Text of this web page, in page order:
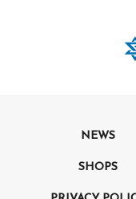
NEWS
SHOPS